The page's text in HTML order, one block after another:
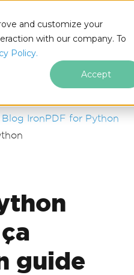
and customize your
with our company. To
Policy.
Accept
page
Blog IronPDF for Python
guide